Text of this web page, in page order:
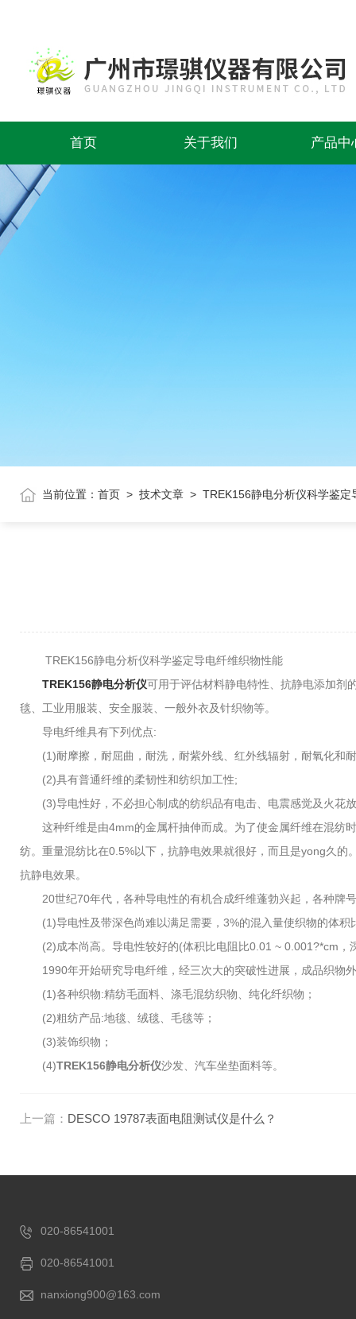
首页 关于我们 产品中
当前位置： 首页 > 技术文章 > TREK156静电分析仪科学鉴定
TREK156静电分析仪科学鉴定导电纤维织物性能
TREK156静电分析仪可用于评估材料静电特性、抗静电添加剂
毯、工业用服装、安全服装、一般外衣及针织物等。
导电纤维具有下列优点:
(1)耐摩擦，耐屈曲，耐洗，耐紫外线、红外线辐射，耐氧化和
(2)具有普通纤维的柔韧性和纺织加工性;
(3)导电性好，不必担心制成的纺织品有电击、电震感觉及火花
这种纤维是由4mm的金属杆抽伸而成。为了使金属纤维在混纺时
纺。重量混纺比在0.5%以下，抗静电效果就很好，而且是yong久
抗静电效果。
20世纪70年代，各种导电性的有机合成纤维蓬勃兴起，各种牌号
(1)导电性及带深色尚难以满足需要，3%的混入量使织物的体积
(2)成本尚高。导电性较好的(体积比电阻比0.01 ~ 0.001?*cm，
1990年开始研究导电纤维，经三次大的突破性进展，成品织物外
(1)各种织物:精纺毛面料、涤毛混纺织物、纯化纤织物；
(2)粗纺产品:地毯、绒毯、毛毯等；
(3)装饰织物；
(4)TREK156静电分析仪沙发、汽车坐垫面料等。
上一篇： DESCO 19787表面电阻测试仪是什么？
020-86541001
020-86541001
nanxiong900@163.com